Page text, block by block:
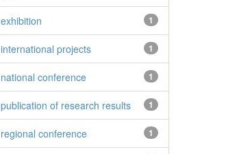
1
exhibition
1
international projects
1
national conference
1
publication of research results
1
regional conference